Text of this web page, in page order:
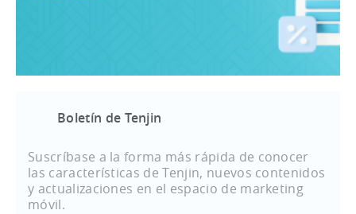
Boletín de Tenjin
Suscríbase a la forma más rápida de conocer
las características de Tenjin, nuevos contenidos
y actualizaciones en el espacio de marketing
móvil.